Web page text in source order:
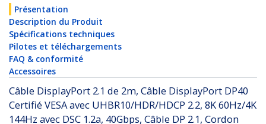
Présentation
Description du Produit
Spécifications techniques
Pilotes et téléchargements
FAQ & conformité
Accessoires
Câble DisplayPort 2.1 de 2m, Câble DisplayPort DP40
Certifié VESA avec UHBR10/HDR/HDCP 2.2, 8K 60Hz/4K
144Hz avec DSC 1.2a, 40Gbps, Câble DP 2.1, Cordon